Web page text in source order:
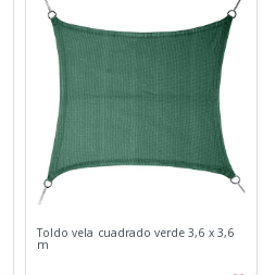
Toldo vela cuadrado verde 3,6 x 3,6
m